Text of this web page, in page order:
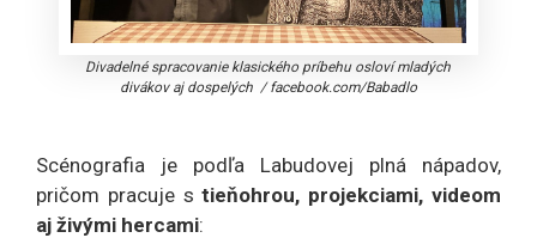
Divadelné spracovanie klasického príbehu osloví mladých
divákov aj dospelých /facebook.com/Babadlo
Scénografia je podľa Labudovej plná nápadov,
pričom pracuje stieňohrou, projekciami, videom
aj živými hercami: